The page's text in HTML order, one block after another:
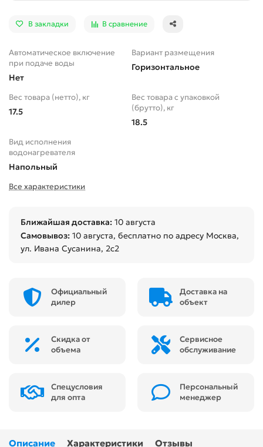
В закладки В сравнение
Автоматическое включение
при подаче воды
Нет
Вариант размещения
Горизонтальное
Вес товара (нетто), кг
17.5
Вес товара с упаковкой
(брутто), кг
18.5
Вид исполнения
водонагревателя
Напольный
Все характеристики
Ближайшая доставка: 10 августа
Самовывоз: 10 августа, бесплатно по адресу Москва,
ул. Ивана Сусанина, 2с2
Официальный
дилер
Доставка на
объект
Скидка от
объема
Сервисное
обслуживание
Спецусловия
для опта
Персональный
менеджер
Описание Характеристики Отзывы